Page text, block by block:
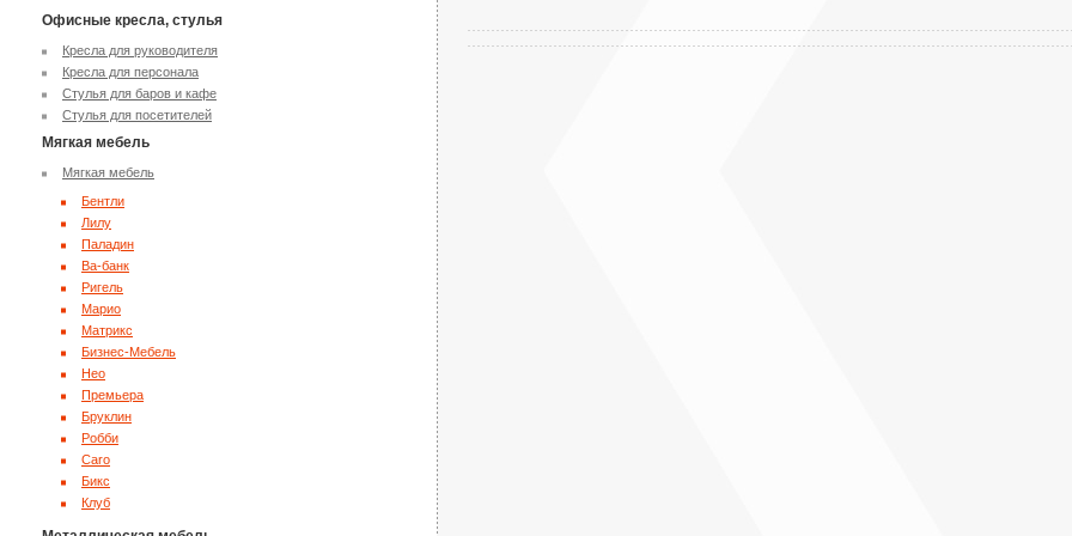
Офисные кресла, стулья
Кресла для руководителя
Кресла для персонала
Стулья для баров и кафе
Стулья для посетителей
Мягкая мебель
Мягкая мебель
Бентли
Лилу
Паладин
Ва-банк
Ригель
Марио
Матрикс
Бизнес-Мебель
Нео
Премьера
Бруклин
Робби
Caro
Бикс
Клуб